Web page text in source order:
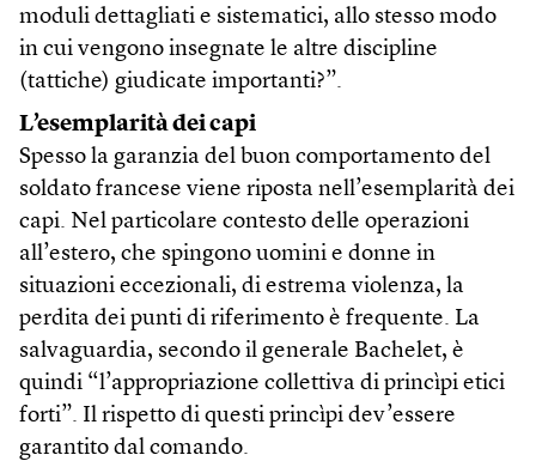
moduli dettagliati e sistematici, allo stesso modo
in cui vengono insegnate le altre discipline
(tattiche) giudicate importanti?”.
L’esemplarità dei capi
Spesso la garanzia del buon comportamento del
soldato francese viene riposta nell’esemplarità dei
capi. Nel particolare contesto delle operazioni
all’estero, che spingono uomini e donne in
situazioni eccezionali, di estrema violenza, la
perdita dei punti di riferimento è frequente. La
salvaguardia, secondo il generale Bachelet, è
quindi “l’appropriazione collettiva di princìpi etici
forti”. Il rispetto di questi princìpi dev’essere
garantito dal comando.